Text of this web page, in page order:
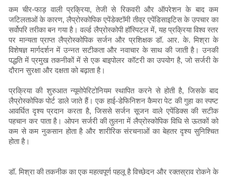
कम चीर-फाड़ वाली प्रक्रिया, तेजी से रिकवरी और ऑपरेशन के बाद कम
जटिलताओं के कारण, लैप्रोस्कोपिक एपेंडेक्टॉमी तीव्र एपेंडिसाइटिस के उपचार का
सर्वोपरि तरीका बन गया है। वर्ल्ड लैप्रोस्कोपी हॉस्पिटल में, यह प्रक्रिया विश्व स्तर
पर मान्यता प्राप्त लैप्रोस्कोपिक सर्जन और प्रशिक्षक डॉ. आर. के. मिश्रा के
विशेषज्ञ मार्गदर्शन में उन्नत सटीकता और नवाचार के साथ की जाती है। उनकी
पद्धति में प्रमुख तकनीकों में से एक बाइपोलर कॉटरी का उपयोग है, जो सर्जरी के
दौरान सुरक्षा और दक्षता को बढ़ाता है।
प्रक्रिया की शुरुआत न्यूमोपेरिटोनियम स्थापित करने से होती है, जिसके बाद
लैप्रोस्कोपिक पोर्ट डाले जाते हैं। एक हाई-डेफिनिशन कैमरा पेट की गुहा का स्पष्ट
आवर्धित दृश्य प्रदान करता है, जिससे सर्जन सूजन वाले एपेंडिक्स की सटीक
पहचान कर पाता है। ओपन सर्जरी की तुलना में लैप्रोस्कोपिक विधि से ऊतकों को
कम से कम नुकसान होता है और शारीरिक संरचनाओं का बेहतर दृश्य सुनिश्चित
होता है।
डॉ. मिश्रा की तकनीक का एक महत्वपूर्ण पहलू है विच्छेदन और रक्तस्राव रोकने के